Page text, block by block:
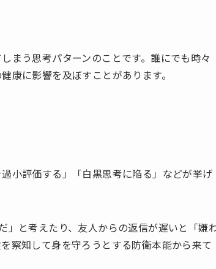
まう思考パターンのことです。誰にでも時々
康に影響を及ぼすことがあります。
小評価する」「白黒思考に陥る」などが挙げ
」と考えたり、友人からの返信が遅いと「嫌
察知して身を守ろうとする防衛本能から来て